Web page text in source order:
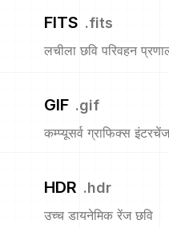
FITS .fits
लचीला छवि परिवहन
GIF .gif
कम्प्यूसर्व ग्राफिक्स
HDR .hdr
उच्च डायनेमिक रेंज छवि